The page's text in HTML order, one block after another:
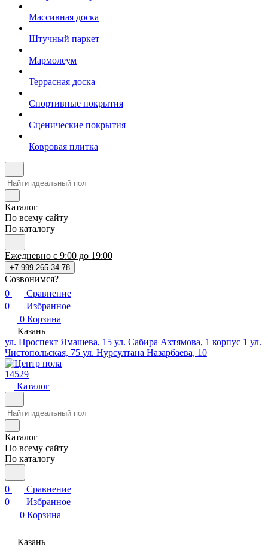
Массивная доска
Штучный паркет
Мармолеум
Террасная доска
Спортивные покрытия
Сценические покрытия
Ковровая плитка
Каталог
По всему сайту
По каталогу
Ежедневно с 9:00 до 19:00
+7 999 265 34 78
Созвонимся?
0
Сравнение
0
Избранное
0 Корзина
Казань
ул. Проспект Ямашева, 15 ул. Сабира Ахтямова, 1 корпус 1 ул.
Чистопольская, 75 ул. Нурсултана Назарбаева, 10
14529
Каталог
Каталог
По всему сайту
По каталогу
0
Сравнение
0
Избранное
0 Корзина
Казань